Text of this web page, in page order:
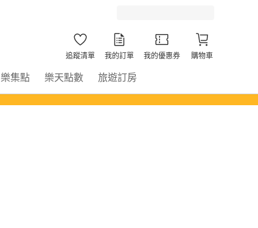
追蹤清單 我的訂單 我的優惠券 購物車
樂集點 樂天點數 旅遊訂房